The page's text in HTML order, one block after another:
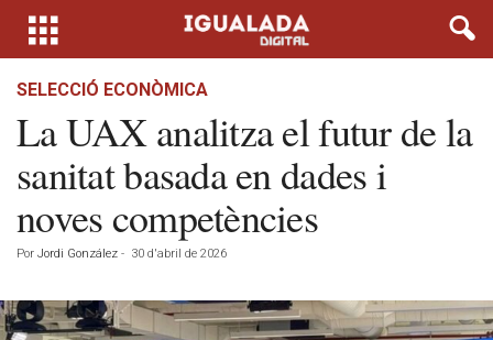
SELECCIÓ ECONÒMICA
La UAX analitza el futur de la
sanitat basada en dades i
noves competències
Por Jordi González - 30 d'abril de 2026